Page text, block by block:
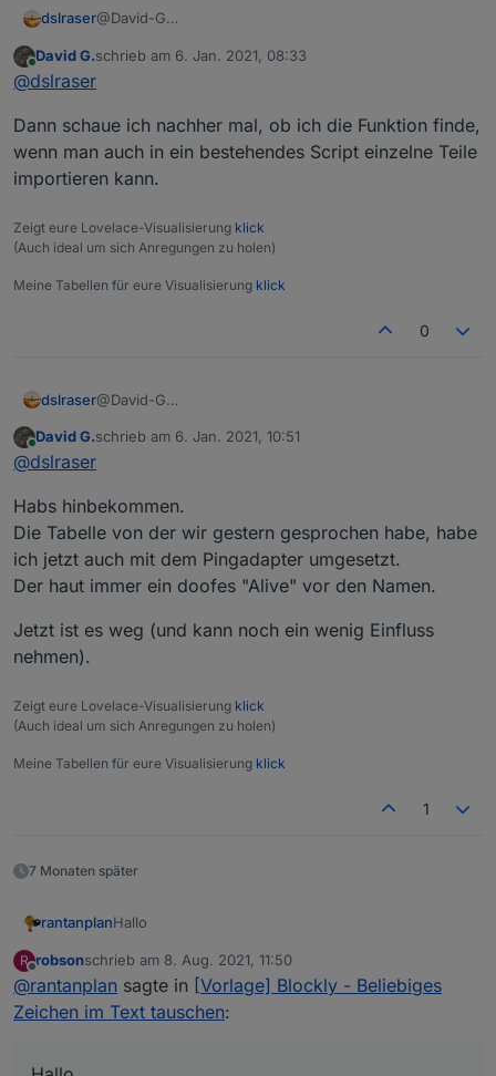
dslraser@David-G
Bereiche extrahieren. Einfach den Baustein, also die
Blockly importieren.
Online
David G.schrieb am 6. Jan. 2021, 08:33
zuletzt editiert von
@dslraser
Dann schaue ich nachher mal, ob ich die Funktion finde,
wenn man auch in ein bestehendes Script einzelne Teile
importieren kann.
Zeigt eure Lovelace-Visualisierung klick
(Auch ideal um sich Anregungen zu holen)
Meine Tabellen für eure Visualisierung klick
0
dslraser@David-G
Bereiche extrahieren. Einfach den Baustein, also die
Blockly importieren.
Online
David G.schrieb am 6. Jan. 2021, 10:51
zuletzt editiert von
@dslraser
Habs hinbekommen.
Die Tabelle von der wir gestern gesprochen habe, habe
ich jetzt auch mit dem Pingadapter umgesetzt.
Der haut immer ein doofes "Alive" vor den Namen.
Jetzt ist es weg (und kann noch ein wenig Einfluss
nehmen).
Zeigt eure Lovelace-Visualisierung klick
(Auch ideal um sich Anregungen zu holen)
Meine Tabellen für eure Visualisierung klick
1
7 Monaten später
rantanplanHallo
Manchmal ist es notwendig unliebsame Zeichen aus
einem Text zu entfernen um diese z.B. in VIS
vernünftig darstellen zu können.
Der von@robson
R
Offline
robsonschrieb am 8. Aug. 2021, 11:50
zuletzt editiert von
@rantanplan sagte in [Vorlage] Blockly - Beliebiges
Zeichen im Text tauschen: